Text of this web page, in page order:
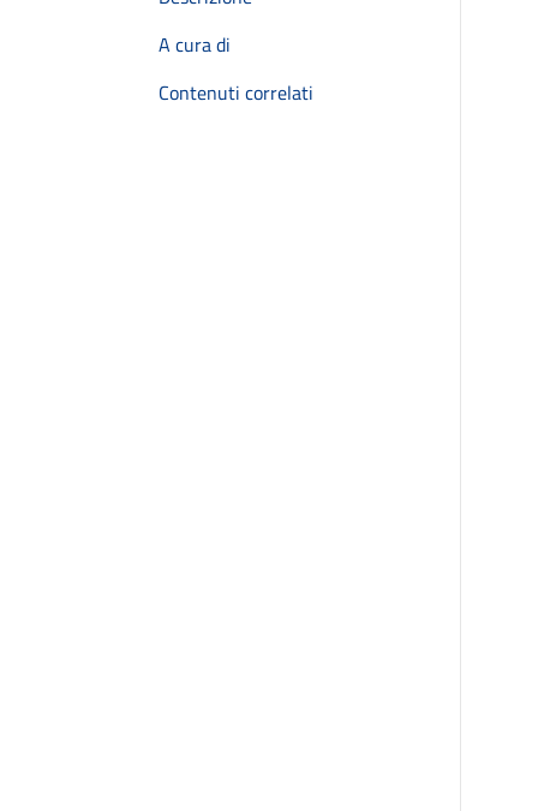
A cura di
Contenuti correlati